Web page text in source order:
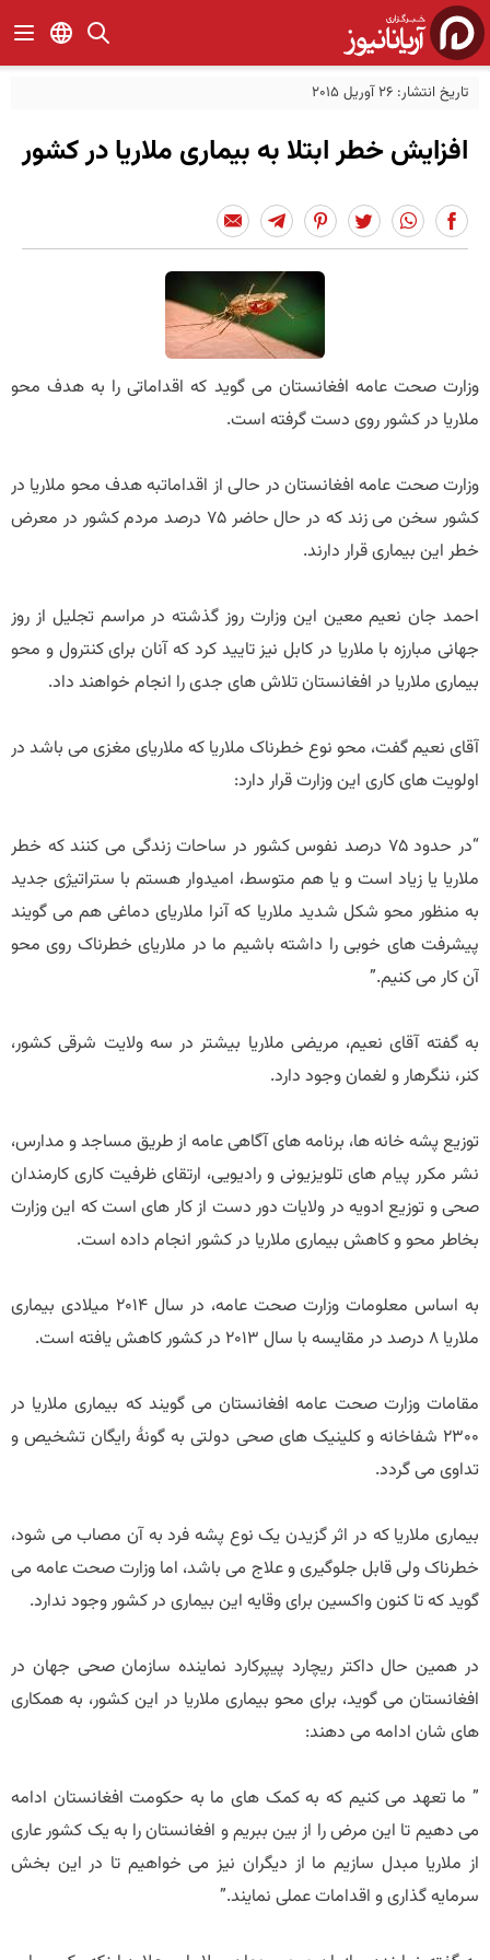
تاریخ انتشار: 26 آوریل 2015
افزایش خطر ابتلا به بیماری ملاریا در کشور
وزارت صحت عامه افغانستان می گوید که اقداماتی را به هدف محو
ملاریا در کشور روی دست گرفته است.
وزارت صحت عامه افغانستان در حالی از اقداماتبه هدف محو ملاریا در
کشور سخن می زند که در حال حاضر 75 درصد مردم کشور در معرض
خطر این بیماری قرار دارند.
احمد جان نعیم معین این وزارت روز گذشته در مراسم تجلیل از روز
جهانی مبارزه با ملاریا در کابل نیز تایید کرد که آنان برای کنترول و محو
بیماری ملاریا در افغانستان تلاش های جدی را انجام خواهند داد.
آقای نعیم گفت، محو نوع خطرناک ملاریا که ملاریای مغزی می باشد در
اولویت های کاری این وزارت قرار دارد:
“در حدود 75 درصد نفوس کشور در ساحات زندگی می کنند که خطر
ملاریا یا زیاد است و یا هم متوسط، امیدوار هستم با ستراتیژی جدید
به منظور محو شکل شدید ملاریا که آنرا ملاریای دماغی هم می گویند
پیشرفت های خوبی را داشته باشیم ما در ملاریای خطرناک روی محو
آن کار می کنیم.”
به گفته آقای نعیم، مریضی ملاریا بیشتر در سه ولایت شرقی کشور،
کنر، ننگرهار و لغمان وجود دارد.
توزیع پشه خانه ها، برنامه های آگاهی عامه از طریق مساجد و مدارس،
نشر مکرر پیام های تلویزیونی و رادیویی، ارتقای ظرفیت کاری کارمندان
صحی و توزیع ادویه در ولایات دور دست از کار های است که این وزارت
بخاطر محو و کاهش بیماری ملاریا در کشور انجام داده است.
به اساس معلومات وزارت صحت عامه، در سال 2014 میلادی بیماری
ملاریا 8 درصد در مقایسه با سال 2013 در کشور کاهش یافته است.
مقامات وزارت صحت عامه افغانستان می گویند که بیماری ملاریا در
2300 شفاخانه و کلینیک های صحی دولتی به گونۀ رایگان تشخیص و
تداوی می گردد.
بیماری ملاریا که در اثر گزیدن یک نوع پشه فرد به آن مصاب می شود،
خطرناک ولی قابل جلوگیری و علاج می باشد، اما وزارت صحت عامه می
گوید که تا کنون واکسین برای وقایه این بیماری در کشور وجود ندارد.
در همین حال داکتر ریچارد پیپرکارد نماینده سازمان صحی جهان در
افغانستان می گوید، برای محو بیماری ملاریا در این کشور، به همکاری
های شان ادامه می دهند:
” ما تعهد می کنیم که به کمک های ما به حکومت افغانستان ادامه
می دهیم تا این مرض را از بین ببریم و افغانستان را به یک کشور عاری
از ملاریا مبدل سازیم ما از دیگران نیز می خواهیم تا در این بخش
سرمایه گذاری و اقدامات عملی نمایند.”